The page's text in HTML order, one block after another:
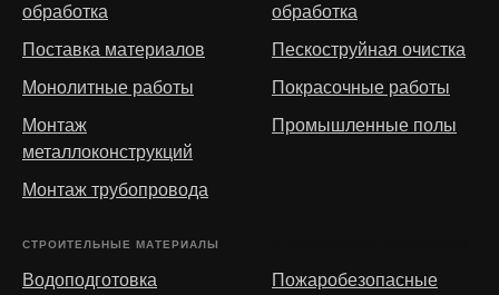
обработка
Поставка материалов
Монолитные работы
Монтаж
металлоконструкций
Монтаж трубопровода
обработка
Пескоструйная очистка
Покрасочные работы
Промышленные полы
СТРОИТЕЛЬНЫЕ МАТЕРИАЛЫ
Водоподготовка
Пожаробезопасные